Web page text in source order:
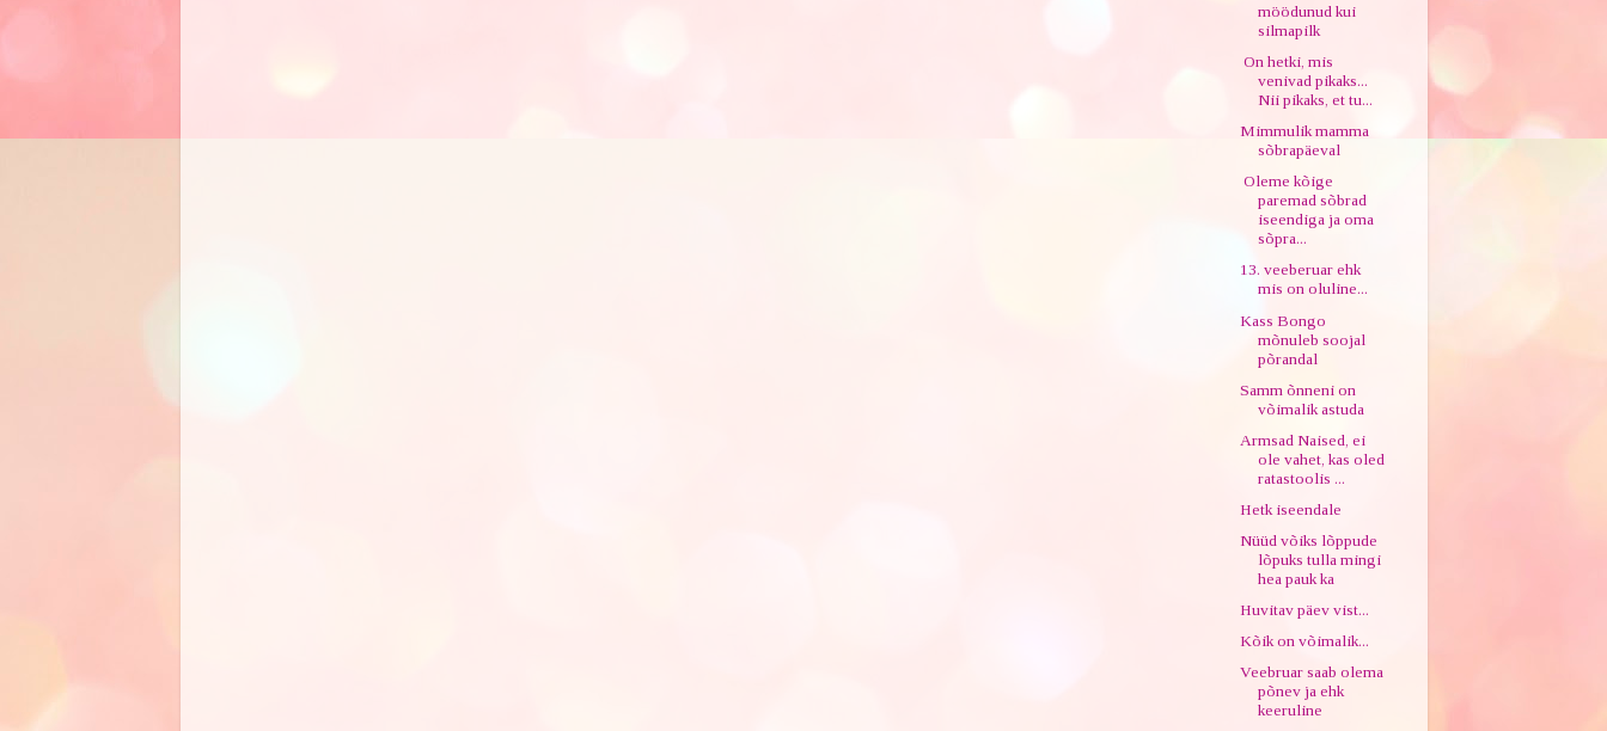
möödunud kui
silmapilk
On hetki, mis
venivad pikaks...
Nii pikaks, et tu...
Mimmulik mamma
sõbrapäeval
Oleme kõige
paremad sõbrad
iseendiga ja oma
sõpra...
13. veeberuar ehk
mis on oluline...
Kass Bongo
mõnuleb soojal
põrandal
Samm õnneni on
võimalik astuda
Armsad Naised, ei
ole vahet, kas oled
ratastoolis ...
Hetk iseendale
Nüüd võiks lõppude
lõpuks tulla mingi
hea pauk ka
Huvitav päev vist...
Kõik on võimalik...
Veebruar saab olema
põnev ja ehk
keeruline